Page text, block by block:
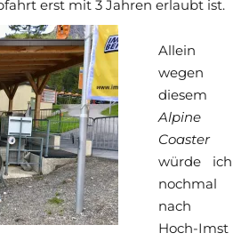
erst mit 3 Jahren erlaubt ist.
Allein
wegen
diesem
Alpine
Coaster
würde ich
nochmal
nach
Hoch-Imst